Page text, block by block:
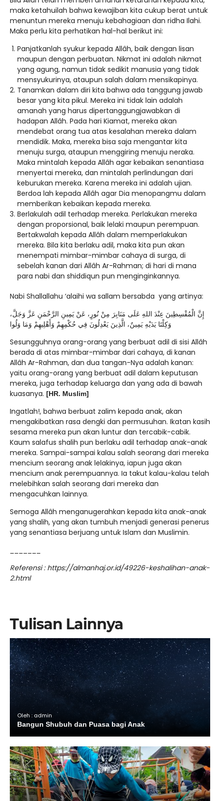
maka ketahuilah bahwa kewajiban kita cukup berat untuk
menuntun mereka menuju kebahagiaan dan ridha Ilahi.
Maka perlu kita perhatikan hal-hal berikut ini:
Panjatkanlah syukur kepada Allâh, baik dengan lisan
maupun dengan perbuatan. Nikmat ini adalah nikmat
yang agung, namun tidak sedikit manusia yang tidak
mensyukurinya, ataupun salah dalam mensikapinya.
Tanamkan dalam diri kita bahwa ada tanggung jawab
besar yang kita pikul. Mereka ini tidak lain adalah
amanah yang harus dipertanggungjawabkan di
hadapan Allâh. Pada hari Kiamat, mereka akan
mendebat orang tua atas kesalahan mereka dalam
mendidik. Maka, mereka bisa saja mengantar kita
menuju surga, ataupun menggiring menuju neraka.
Maka mintalah kepada Allâh agar kebaikan senantiasa
menyertai mereka, dan mintalah perlindungan dari
keburukan mereka. Karena mereka ini adalah ujian.
Berdoa lah kepada Allâh agar Dia menopangmu dalam
memberikan kebaikan kepada mereka.
Berlakulah adil terhadap mereka. Perlakukan mereka
dengan proporsional, baik lelaki maupun perempuan.
Bertakwalah kepada Allâh dalam memperlakukan
mereka. Bila kita berlaku adil, maka kita pun akan
menempati mimbar-mimbar cahaya di surga, di
sebelah kanan dari Allâh Ar-Rahman; di hari di mana
para nabi dan shiddiqun pun menginginkannya.
Nabi Shallallahu ‘alaihi wa sallam bersabda yang artinya:
إِنَّ الْمُقْسِطِينَ عِنْدَ اللهِ عَلَى مَنَابِرَ مِنْ نُورٍ، عَنْ يَمِينِ الرَّحْمَنِ عَزَّ وَجَلَّ،
وَكِلْتَا يَدَيْهِ يَمِينٌ، الَّذِينَ يَعْدِلُونَ فِي حُكْمِهِمْ وَأَهْلِيهِمْ وَمَا وَلُوا
Sesungguhnya orang-orang yang berbuat adil di sisi Allâh
berada di atas mimbar-mimbar dari cahaya, di kanan
Allâh Ar-Rahman, dan dua tangan-Nya adalah kanan:
yaitu orang-orang yang berbuat adil dalam keputusan
mereka, juga terhadap keluarga dan yang ada di bawah
kuasanya. [HR. Muslim]
Ingatlah!, bahwa berbuat zalim kepada anak, akan
mengakibatkan rasa dengki dan permusuhan. Ikatan kasih
sesama mereka pun akan luntur dan tercabik-cabik.
Kaum salafus shalih pun berlaku adil terhadap anak-anak
mereka. Sampai-sampai kalau salah seorang dari mereka
mencium seorang anak lelakinya, iapun juga akan
mencium anak perempuannya. Ia takut kalau-kalau telah
melebihkan salah seorang dari mereka dan
mengacuhkan lainnya.
Semoga Allâh menganugerahkan kepada kita anak-anak
yang shalih, yang akan tumbuh menjadi generasi penerus
yang senantiasa berjuang untuk Islam dan Muslimin.
Referensi : https://almanhaj.or.id/49226-keshalihan-anak-
2.html
Tulisan Lainnya
Oleh : admin
Bangun Shubuh dan Puasa bagi Anak